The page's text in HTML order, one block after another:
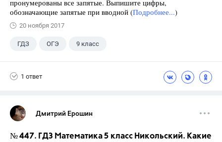
пронумерованы все запятые. Выпишите цифры,
обозначающие запятые при вводной (Подробнее...)
20 ноября 2017
ГДЗ ОГЭ 9 класс
1 ответ
Дмитрий Ерошин
№ 447. ГДЗ Математика 5 класс Никольский. Какие